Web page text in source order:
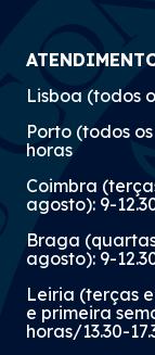
Lisboa (todos
Porto (todos
horas
Coimbra
agosto): 9-
Braga
agosto): 9-
Leiria (terças
e primeira
horas/13.30-